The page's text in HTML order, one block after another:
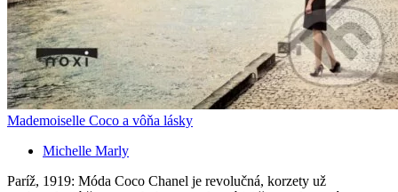
Mademoiselle Coco a vôňa lásky
Michelle Marly
Paríž, 1919: Móda Coco Chanel je revolučná, korzety už